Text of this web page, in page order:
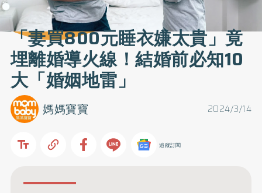
「妻買800元睡衣嫌太貴」竟
埋離婚導火線！結婚前必知10
大「婚姻地雷」
2024/3/14
媽媽寶寶
追蹤訂閱